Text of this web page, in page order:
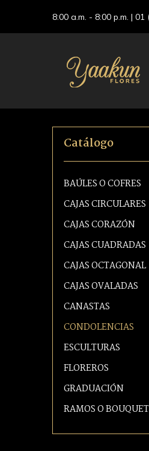
8:00 a.m. - 8:00 p.m. | 01
Catálogo
BAÚLES O COFRES
CAJAS CIRCULARES
CAJAS CORAZÓN
CAJAS CUADRADAS
CAJAS OCTAGONAL
CAJAS OVALADAS
CANASTAS
CONDOLENCIAS
ESCULTURAS
FLOREROS
GRADUACIÓN
RAMOS O